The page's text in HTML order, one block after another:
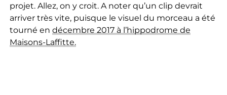
projet. Allez, on y croit. A noter qu’un clip devrait
arriver très vite, puisque le visuel du morceau a été
tourné en décembre 2017 à l’hippodrome de
Maisons-Laffitte.